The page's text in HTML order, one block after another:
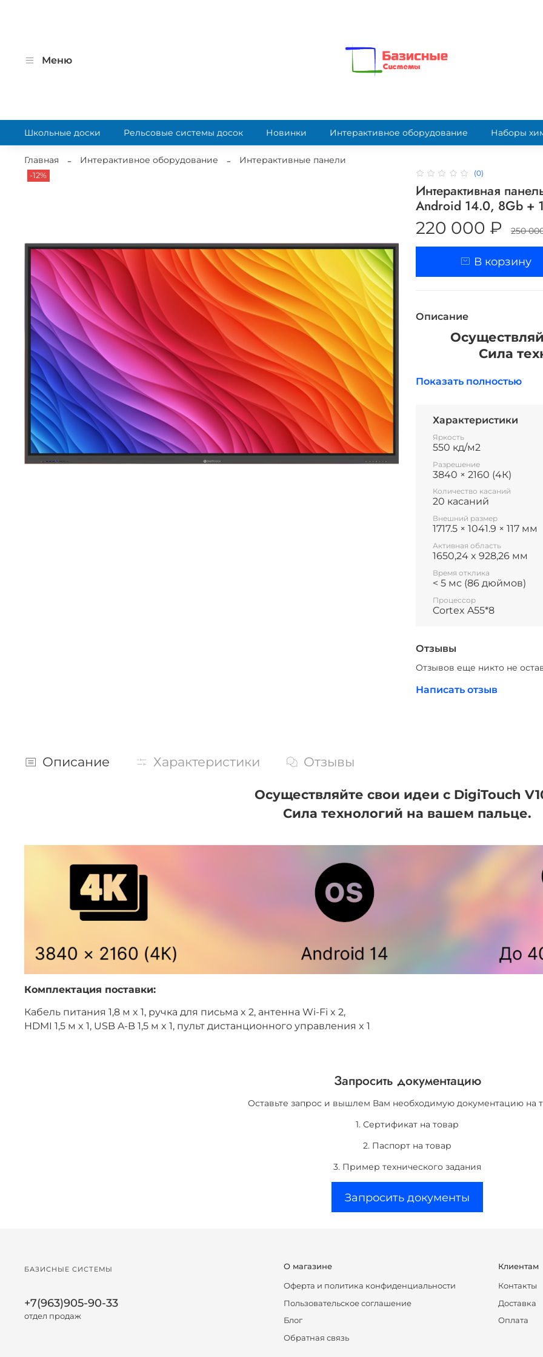
Меню
Школьные доски Рельсовые системы досок Новинки Интерактивное оборудование Наборы
Главная Интерактивное оборудование Интерактивные панели
-12% (0)
Интерактивная
Android 14.0, 8Gb +
220 000 ₽ 250
В корзину
Описание
Сила
Комплектация поставки:
Кабель питания 1,8 м x
HDMI 1,5 м x 1, USB A-B
Показать полностью
Характеристики
Яркость
550 кд/м2
Разрешение
3840 × 2160 (4К)
Количество касаний
20 касаний
Внешний размер
1717.5 × 1041.9 × 117 мм
Активная область
1650,24 x 928,26 мм
Время отклика
< 5 мс (86 дюймов)
Процессор
Cortex A55*8
Отзывы
Отзывов еще никто не
Написать отзыв
Описание Характеристики Отзывы
Осуществляйте свои идеи с DigiTouch
Сила технологий на вашем пальце.
Комплектация поставки:
Кабель питания 1,8 м x 1, ручка для письма x 2, антенна Wi-Fi x 2,
HDMI 1,5 м x 1, USB A-B 1,5 м x 1, пульт дистанционного управления x 1
Запросить документацию
Оставьте запрос и вышлем Вам необходимую документацию на
1. Сертификат на товар
2. Паспорт на товар
3. Пример технического задания
Запросить документы
О магазине
Оферта и политика конфиденциальности
Пользовательское соглашение
Блог
Обратная связь
Клиентам
Контакты
Доставка
Оплата
БАЗИСНЫЕ СИСТЕМЫ
+7(963)905-90-33
отдел продаж